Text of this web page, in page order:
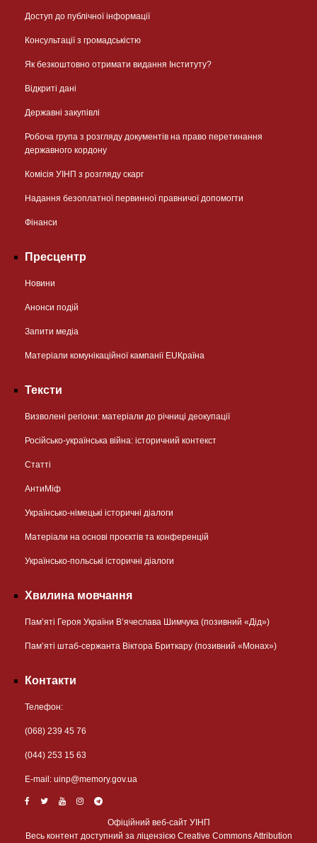
Доступ до публічної інформації
Консультації з громадськістю
Як безкоштовно отримати видання Інституту?
Відкриті дані
Державні закупівлі
Робоча група з розгляду документів на право перетинання
державного кордону
Комісія УІНП з розгляду скарг
Надання безоплатної первинної правничої допомогти
Фінанси
Пресцентр
Новини
Анонси подій
Запити медіа
Матеріали комунікаційної кампанії EUКраїна
Тексти
Визволені регіони: матеріали до річниці деокупації
Російсько-українська війна: історичний контекст
Статті
АнтиМіф
Українсько-німецькі історичні діалоги
Матеріали на основі проєктів та конференцій
Українсько-польські історичні діалоги
Хвилина мовчання
Пам’яті Героя України В’ячеслава Шимчука (позивний «Дід»)
Пам’яті штаб-сержанта Віктора Бриткару (позивний «Монах»)
Контакти
Телефон:
(068) 239 45 76
(044) 253 15 63
Е-mail: uinp@memory.gov.ua
Офіційний веб-сайт УІНП
Весь контент доступний за ліцензією Creative Commons Attribution